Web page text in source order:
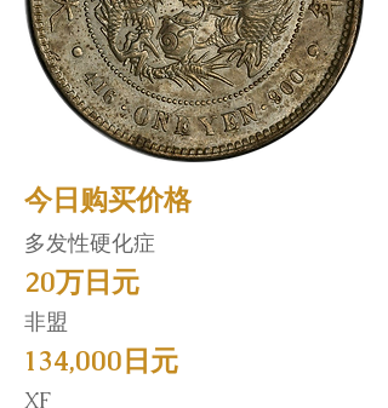
今日购买价格
多发性硬化症
20万日元
非盟
134,000日元
XF